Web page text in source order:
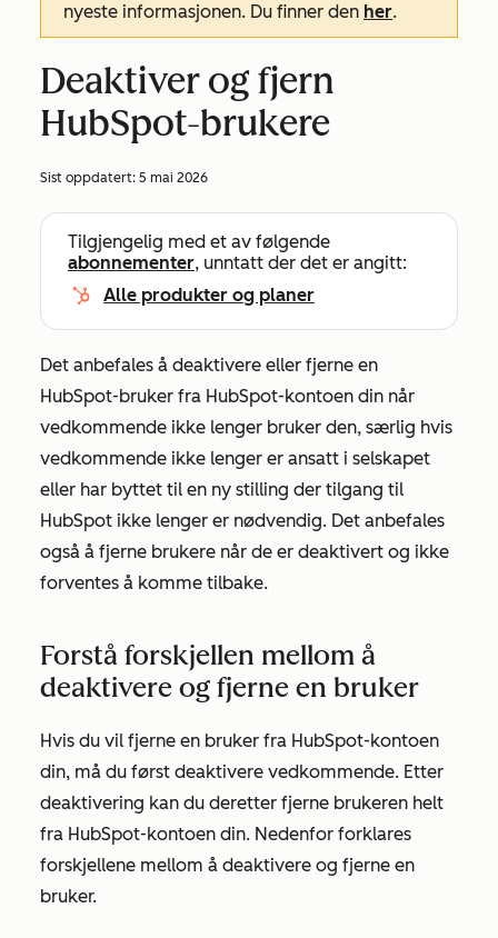
nyeste informasjonen. Du finner den her.
Deaktiver og fjern
HubSpot-brukere
Sist oppdatert: 5 mai 2026
Tilgjengelig med et av følgende
abonnementer, unntatt der det er angitt:
Alle produkter og planer
Det anbefales å deaktivere eller fjerne en
HubSpot-bruker fra HubSpot-kontoen din når
vedkommende ikke lenger bruker den, særlig hvis
vedkommende ikke lenger er ansatt i selskapet
eller har byttet til en ny stilling der tilgang til
HubSpot ikke lenger er nødvendig. Det anbefales
også å fjerne brukere når de er deaktivert og ikke
forventes å komme tilbake.
Forstå forskjellen mellom å
deaktivere og fjerne en bruker
Hvis du vil fjerne en bruker fra HubSpot-kontoen
din, må du først deaktivere vedkommende. Etter
deaktivering kan du deretter fjerne brukeren helt
fra HubSpot-kontoen din. Nedenfor forklares
forskjellene mellom å deaktivere og fjerne en
bruker.